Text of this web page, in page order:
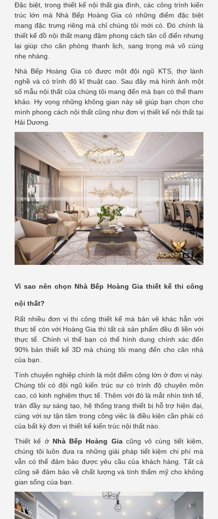
Đặc biệt, trong thiết kế nội thất gia đình, các công trình kiến
trúc lớn mà Nhà Bếp Hoàng Gia có những điểm đặc biệt
mang đặc trưng riêng mà chỉ chúng tôi mới có. Đó chính là
thiết kế đồ nội thất mang đậm phong cách tân cổ điển nhưng
lại giúp cho căn phòng thanh lịch, sang trọng mà vô cùng
nhẹ nhàng.
Nhà Bếp Hoàng Gia có được một đội ngũ KTS, thợ lành
nghề và có trình độ kĩ thuật cao. Sau đây mà hình ảnh một
số mẫu nội thất của chúng tôi mang đến mà bạn có thể tham
khảo. Hy vọng những không gian này sẽ giúp bạn chọn cho
mình phong cách nội thất cũng như đơn vị thiết kế nội thất tại
Hải Dương.
Vì sao nên chọn Nhà Bếp Hoàng Gia thiết kế thi công
nội thất?
Rất nhiều đơn vị thi công thiết kế mà bản vẽ khác hẳn với
thực tế còn với Hoàng Gia thì tất cả sản phẩm đều đi liền với
thực tế. Chính vì thế bạn có thể hình dung chính xác đến
90% bản thiết kế 3D mà chúng tôi mang đến cho căn nhà
của bạn.
Tính chuyên nghiệp chính là một điểm cộng lớn ở đơn vị này.
Chúng tôi có đội ngũ kiến trúc sư có trình độ chuyên môn
cao, có kinh nghiệm thực tế. Thêm với đó là mắt nhìn tinh tế,
tràn đầy sự sáng tạo, hệ thống trang thiết bị hỗ trợ hiện đại,
cùng với sự tận tâm trong công việc là điều kiện cần phải có
của bất kỳ đơn vị thiết kế kiến trúc nội thất nào.
Thiết kế ở Nhà Bếp Hoàng Giacũng vô cùng tiết kiệm,
chúng tôi luôn đưa ra những giải pháp tiết kiệm chi phí mà
vẫn có thể đảm bảo được yêu cầu của khách hàng. Tất cả
cũng sẽ đảm bảo về chất lượng và tính thẩm mỹ cho không
gian sống của bạn.